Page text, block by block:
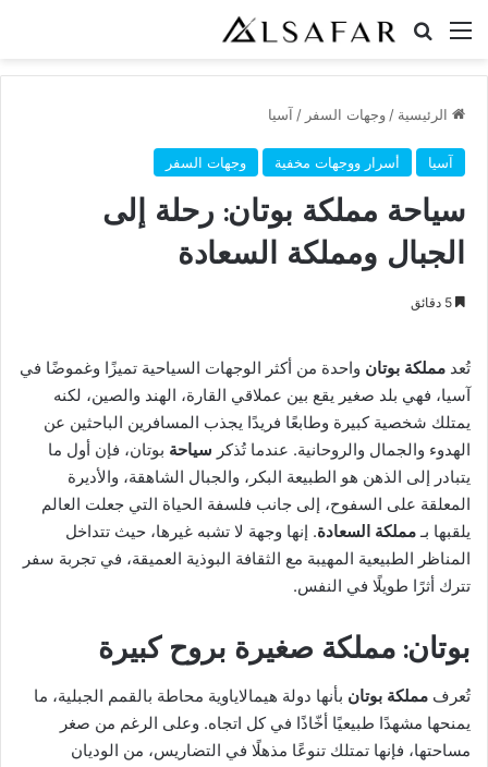
القائمة بحث عن
الرئيسية / وجهات السفر / آسيا
آسيا أسرار ووجهات مخفية وجهات السفر
سياحة مملكة بوتان: رحلة إلى
الجبال ومملكة السعادة
تُعد مملكة بوتان واحدة من أكثر الوجهات السياحية تميزًا وغموضًا في
آسيا، فهي بلد صغير يقع بين عملاقي القارة، الهند والصين، لكنه
يمتلك شخصية كبيرة وطابعًا فريدًا يجذب المسافرين الباحثين عن
الهدوء والجمال والروحانية. عندما تُذكر سياحة بوتان، فإن أول ما
يتبادر إلى الذهن هو الطبيعة البكر، والجبال الشاهقة، والأديرة
المعلقة على السفوح، إلى جانب فلسفة الحياة التي جعلت العالم
يلقبها بـمملكة السعادة. إنها وجهة لا تشبه غيرها، حيث تتداخل
المناظر الطبيعية المهيبة مع الثقافة البوذية العميقة، في تجربة سفر
تترك أثرًا طويلًا في النفس.
بوتان: مملكة صغيرة بروح كبيرة
تُعرف مملكة بوتان بأنها دولة هيمالاياوية محاطة بالقمم الجبلية، ما
يمنحها مشهدًا طبيعيًا أخّاذًا في كل اتجاه. وعلى الرغم من صغر
مساحتها، فإنها تمتلك تنوعًا مذهلًا في التضاريس، من الوديان